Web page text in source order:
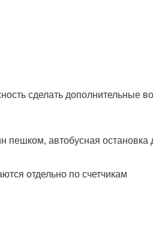
сделать дополнительные
пешком, автобусная
отдельно по счетчикам